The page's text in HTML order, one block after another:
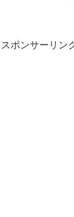
スポンサーリン